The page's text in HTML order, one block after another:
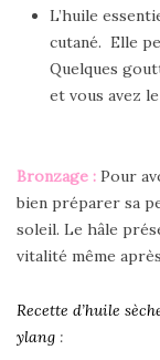
L’huile
cutané. Elle
Quelques
et vous avez
Bronzage : Pour
bien préparer sa
soleil. Le hâle
vitalité même
Recette d’huile
ylang :